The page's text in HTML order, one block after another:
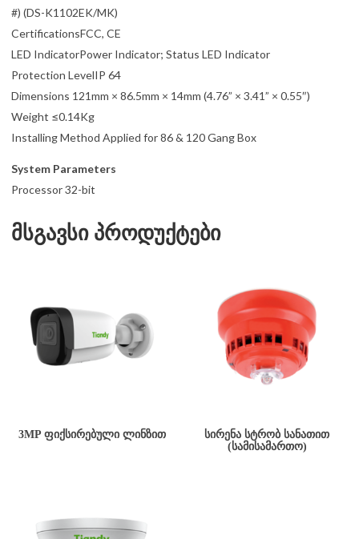
#) (DS-K1102EK/MK)
CertificationsFCC, CE
LED IndicatorPower Indicator; Status LED Indicator
Protection LevelIP 64
Dimensions 121mm × 86.5mm × 14mm (4.76” × 3.41” × 0.55″)
Weight ≤0.14Kg
Installing Method Applied for 86 & 120 Gang Box
System Parameters
Processor 32-bit
მსგავსი პროდუქტები
3MP ᲤᲘᲥᲡᲘᲠᲔᲑᲣᲚᲘ ᲚᲘᲜᲖᲘᲗ
ᲡᲘᲠᲔᲜᲐ ᲡᲢᲠᲝᲑ ᲡᲐᲜᲐᲗᲘᲗ
(ᲡᲐᲛᲘᲡᲐᲛᲐᲠᲗᲝ)